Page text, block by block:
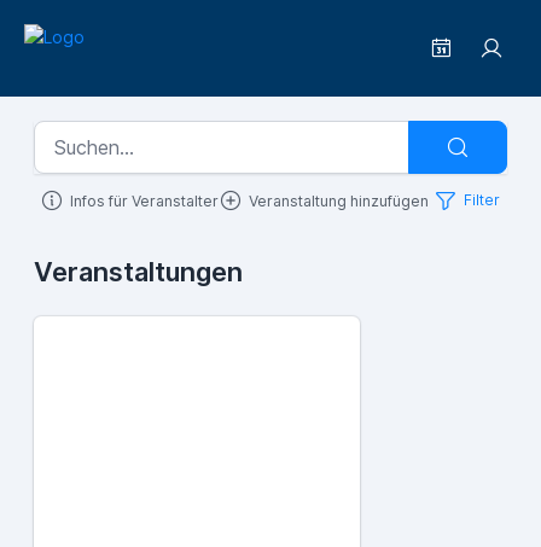
Infos für Veranstalter Veranstaltung hinzufügen Filter
Veranstaltungen